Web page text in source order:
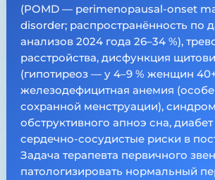
(POMD — perimenopausal-onset
disorder; распространённость по
анализов 2024 года 26–34 %),
расстройства, дисфункция
(гипотиреоз — у 4–9 % женщин
железодефицитная анемия
сохранной менструации), синдром
обструктивного апноэ сна, диабет
сердечно-сосудистые риски в
Задача терапевта первичного
патологизировать нормальный